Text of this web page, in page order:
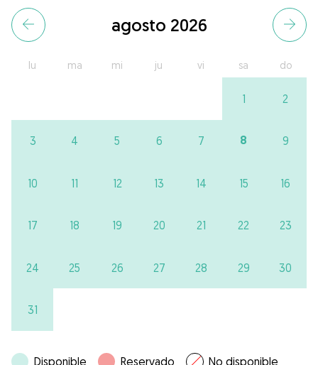
agosto 2026
lu ma mi ju vi sa do
1 2
3 4 5 6 7 8 9
10 11 12 13 14 15 16
17 18 19 20 21 22 23
24 25 26 27 28 29 30
31
Disponible Reservado No disponible